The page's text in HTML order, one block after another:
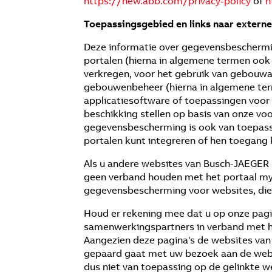
Toepassingsgebied en links naar
Deze informatie over
portalen (hierna in algemene termen
verkregen, voor het gebruik van
gebouwenbeheer (hierna in algemene
applicatiesoftware of toepassingen
beschikking stellen op basis van onze
gegevensbescherming is ook van
portalen kunt integreren of hen
Als u andere websites van Busch-
geen verband houden met het portaal
gegevensbescherming voor websites,
Houd er rekening mee dat u op onze
samenwerkingspartners in verband
Aangezien deze pagina's de websites
gepaard gaat met uw bezoek aan de
dus niet van toepassing op de gelinkte